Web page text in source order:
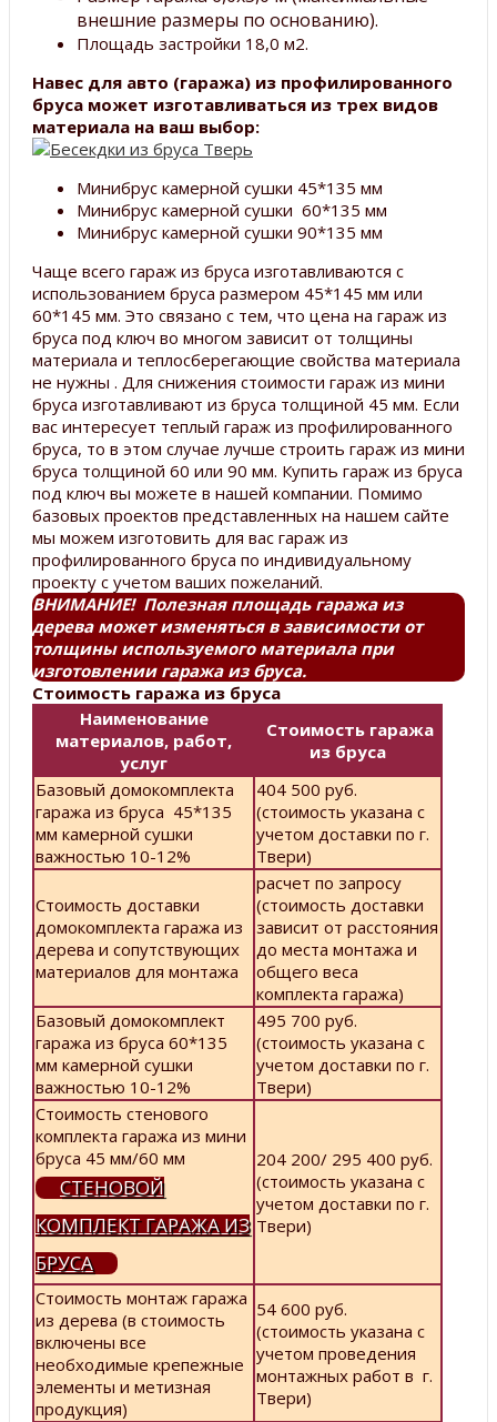
внешние размеры по основанию).
Площадь застройки 18,0 м2.
Навес для авто (гаража) из профилированного
бруса может изготавливаться из трех видов
материала на ваш выбор:
Минибрус камерной сушки 45*135 мм
Минибрус камерной сушки 60*135 мм
Минибрус камерной сушки 90*135 мм
Чаще всего гараж из бруса изготавливаются с
использованием бруса размером 45*145 мм или
60*145 мм. Это связано с тем, что цена на гараж из
бруса под ключ во многом зависит от толщины
материала и теплосберегающие свойства материала
не нужны . Для снижения стоимости гараж из мини
бруса изготавливают из бруса толщиной 45 мм. Если
вас интересует теплый гараж из профилированного
бруса, то в этом случае лучше строить гараж из мини
бруса толщиной 60 или 90 мм. Купить гараж из бруса
под ключ вы можете в нашей компании. Помимо
базовых проектов представленных на нашем сайте
мы можем изготовить для вас гараж из
профилированного бруса по индивидуальному
проекту с учетом ваших пожеланий.
ВНИМАНИЕ! Полезная площадь гаража из
дерева может изменяться в зависимости от
толщины используемого материала при
изготовлении гаража из бруса.
Стоимость гаража из бруса
Наименование
материалов, работ,
услуг
Стоимость гаража
из бруса
Базовый домокомплекта
гаража из бруса 45*135
мм камерной сушки
важностью 10-12%
404 500 руб.
(стоимость указана с
учетом доставки по г.
Твери)
Стоимость доставки
домокомплекта гаража из
дерева и сопутствующих
материалов для монтажа
расчет по запросу
(стоимость доставки
зависит от расстояния
до места монтажа и
общего веса
комплекта гаража)
Базовый домокомплект
гаража из бруса 60*135
мм камерной сушки
важностью 10-12%
495 700 руб.
(стоимость указана с
учетом доставки по г.
Твери)
Стоимость стенового
комплекта гаража из мини
бруса 45 мм/60 мм
СТЕНОВОЙ
КОМПЛЕКТ ГАРАЖА ИЗ
БРУСА
204 200/ 295 400 руб.
(стоимость указана с
учетом доставки по г.
Твери)
Стоимость монтаж гаража
из дерева (в стоимость
включены все
необходимые крепежные
элементы и метизная
продукция)
54 600 руб.
(стоимость указана с
учетом проведения
монтажных работ в г.
Твери)